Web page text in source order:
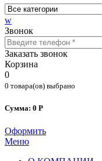
w
Звонок
Заказать звонок
Корзина
0
0 товара(ов) выбрано
Сумма: 0 Р
Оформить
Меню